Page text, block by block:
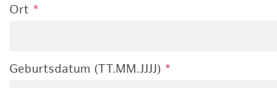
Ort *
Geburtsdatum (TT.MM.JJJJ) *